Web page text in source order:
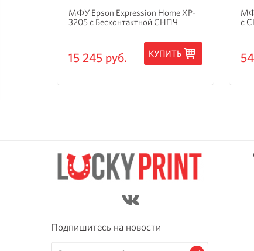
МФУ Epson Expression Home XP-
3205 с Бесконтактной СНПЧ
15 245 руб. КУПИТЬ
с
Подпишитесь на новости